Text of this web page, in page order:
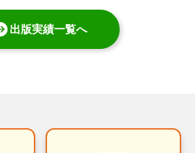
出版実績一覧へ